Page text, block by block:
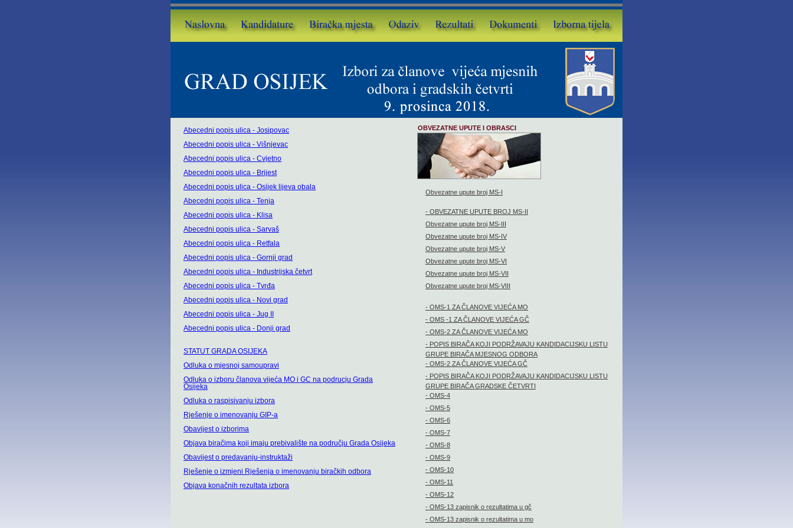
Abecedni popis ulica - Josipovac
Abecedni popis ulica - Višnjevac
Abecedni popis ulica - Cvjetno
Abecedni popis ulica - Brijest
Abecedni popis ulica - Osijek lijeva obala
Abecedni popis ulica - Tenja
Abecedni popis ulica - Klisa
Abecedni popis ulica - Sarvaš
Abecedni popis ulica - Retfala
Abecedni popis ulica - Gornji grad
Abecedni popis ulica - Industrijska četvrt
Abecedni popis ulica - Tvrđa
Abecedni popis ulica - Novi grad
Abecedni popis ulica - Jug II
Abecedni popis ulica - Donji grad
STATUT GRADA OSIJEKA
Odluka o mjesnoj samoupravi
Odluka o izboru članova vijeća MO i GC na podrucju Grada
Osijeka
Odluka o raspisivanju izbora
Rješenje o imenovanju GIP-a
Obavijest o izborima
Objava biračima koji imaju prebivalište na području Grada Osijeka
Obavijest o predavanju-instruktaži
Rješenje o izmjeni Rješenja o imenovanju biračkih odbora
Objava konačnih rezultata izbora
OBVEZATNE UPUTE I OBRASCI
Obvezatne upute broj MS-I
- OBVEZATNE UPUTE BROJ MS-II
Obvezatne upute broj MS-III
Obvezatne upute broj MS-IV
Obvezatne upute broj MS-V
Obvezatne upute broj MS-VI
Obvezatne upute broj MS-VII
Obvezatne upute broj MS-VIII
- OMS-1 ZA ČLANOVE VIJEĆA MO
- OMS -1 ZA ČLANOVE VIJEĆA GČ
- OMS-2 ZA ČLANOVE VIJEĆA MO
- POPIS BIRAČA KOJI PODRŽAVAJU KANDIDACIJSKU LISTU
GRUPE BIRAČA MJESNOG ODBORA
- OMS-2 ZA ČLANOVE VIJEĆA GČ
- POPIS BIRAČA KOJI PODRŽAVAJU KANDIDACIJSKU LISTU
GRUPE BIRAČA GRADSKE ČETVRTI
- OMS-4
- OMS-5
- OMS-6
- OMS-7
- OMS-8
- OMS-9
- OMS-10
- OMS-11
- OMS-12
- OMS-13 zapisnik o rezultatima u gč
- OMS-13 zapisnik o rezultatima u mo